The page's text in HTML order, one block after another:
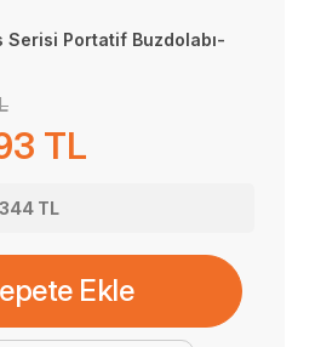
Portatif Buzdolabı-
TL
TL
Ekle